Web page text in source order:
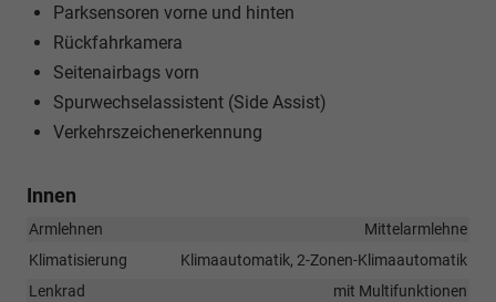
Parksensoren vorne und hinten
Rückfahrkamera
Seitenairbags vorn
Spurwechselassistent (Side Assist)
Verkehrszeichenerkennung
Innen
Armlehnen
Mittelarmlehne
Klimatisierung
Klimaautomatik, 2-Zonen-Klimaautomatik
Lenkrad
mit Multifunktionen